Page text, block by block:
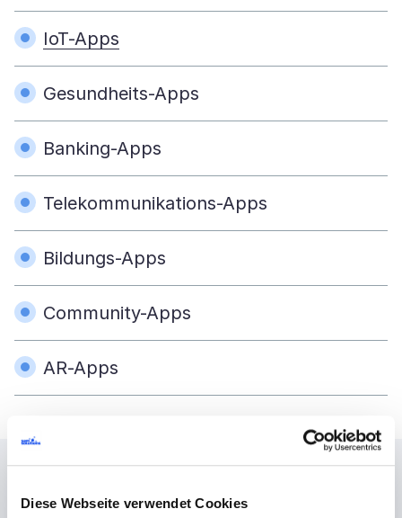
Diese Webseite verwendet Cookies
IoT-Apps
Gesundheits-Apps
Banking-Apps
Telekommunikations-Apps
Bildungs-Apps
Community-Apps
AR-Apps
Unser Entwicklungsprozess